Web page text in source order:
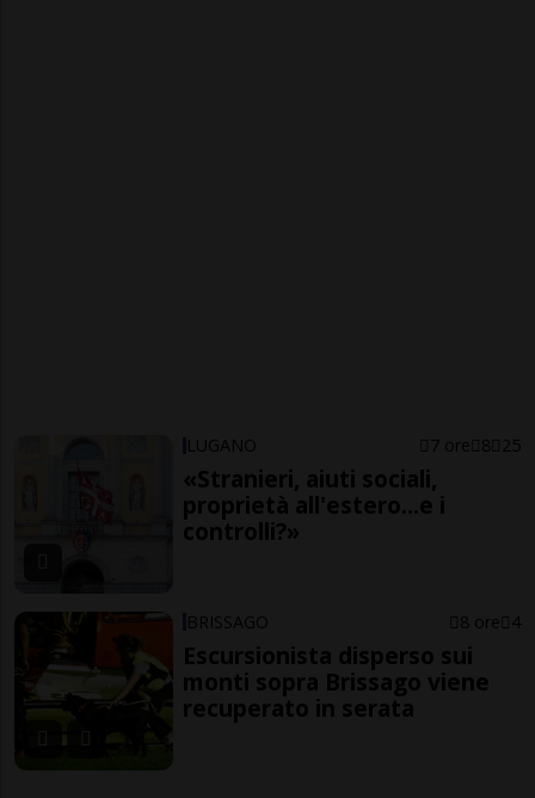
LUGANO 7 ore 8 25
«Stranieri, aiuti sociali,
proprietà all'estero...e i
controlli?»
BRISSAGO 8 ore 4
Escursionista disperso sui
monti sopra Brissago viene
recuperato in serata